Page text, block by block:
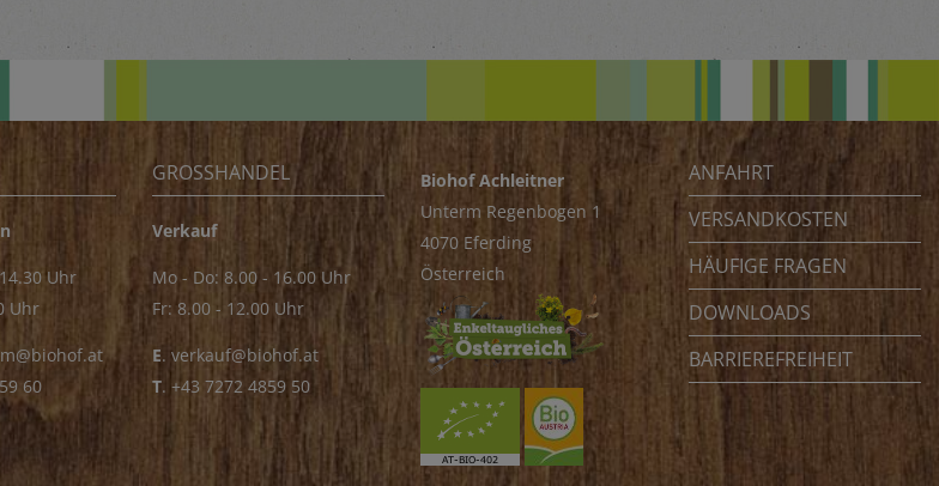
Uhr
Uhr
60
GROSSHANDEL
Verkauf
Mo - Do: 8.00 - 16.00 Uhr
Fr: 8.00 - 12.00 Uhr
E. verkauf@biohof.at
T. +43 7272 4859 50
Biohof Achleitner
Unterm Regenbogen 1
4070 Eferding
Österreich
ANFAHRT
VERSANDKOSTEN
HÄUFIGE FRAGEN
DOWNLOADS
BARRIEREFREIHEIT